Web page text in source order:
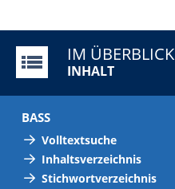
IM ÜBERBLICK
INHALT
BASS
Volltextsuche
Inhaltsverzeichnis
Stichwortverzeichnis